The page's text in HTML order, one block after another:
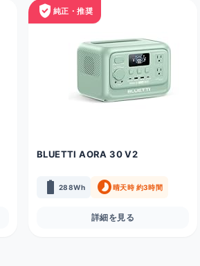
verified_user 純正・推奨
BLUETTI AORA 30 V2
battery_full 288Wh timelapse晴天時 約3時間
詳細を見る